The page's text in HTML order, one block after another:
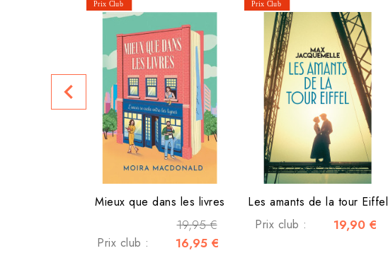
Mieux que dans les livres
19,95 €
Prix club : 16,95 €
Les amants de la tour Eiffel
Prix club :
19,90 €
navigate_before